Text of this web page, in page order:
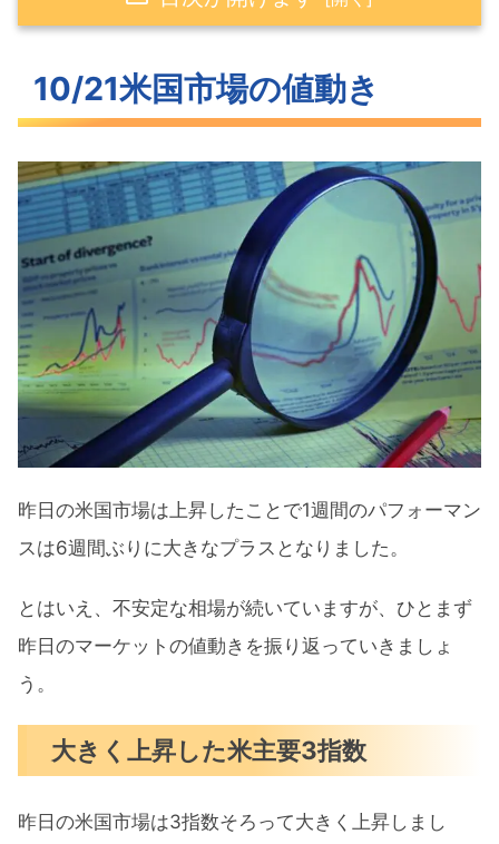
大きく上昇した米主要3指数
わずかに低下したVIX
S&P500ヒートマップ
セクター別パフォーマンス
3日間の陰線を包んだS&P500
米国市場に影響がありそうなトピック
ス
昨日発表された注目決算
来週の注目決算
【米国株上昇の要因はあの人の発言】FFレ
ート引き上げ予想に変化アリ まとめ
10/21米国市場の値動き
昨日の米国市場は上昇したことで1週間のパフォーマン
スは6週間ぶりに大きなプラスとなりました。
とはいえ、不安定な相場が続いていますが、ひとまず
昨日のマーケットの値動きを振り返っていきましょ
う。
大きく上昇した米主要3指数
昨日の米国市場は3指数そろって大きく上昇しまし